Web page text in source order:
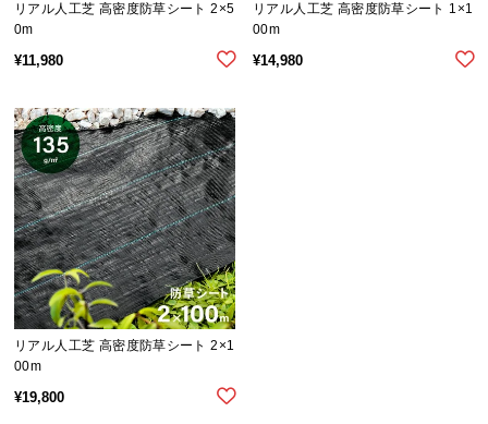
い
つ
て
配
送
料
に
つ
い
て
大
型
リアル人工芝 高密度防草シート 2×5
0m
¥11,980
リアル人工芝 高密度防草シート 1×1
00m
¥14,980
リアル人工芝 高密度防草シート 2×1
00m
¥19,800